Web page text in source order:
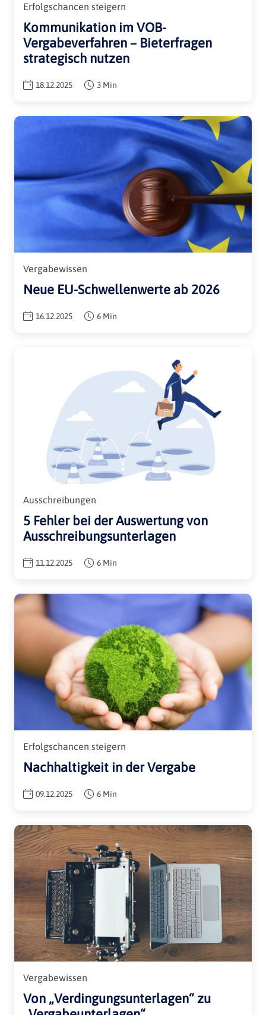
Erfolgschancen steigern
Kommunikation im VOB-
Vergabeverfahren – Bieterfragen
strategisch nutzen
18.12.2025 3 Min
Vergabewissen
Neue EU-Schwellenwerte ab 2026
16.12.2025 6 Min
Ausschreibungen
5 Fehler bei der Auswertung von
Ausschreibungsunterlagen
11.12.2025 6 Min
Erfolgschancen steigern
Nachhaltigkeit in der Vergabe
09.12.2025 6 Min
Vergabewissen
Von „Verdingungsunterlagen“ zu